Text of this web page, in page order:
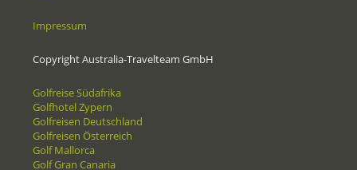
Impressum
Copyright Australia-Travelteam GmbH
Golfreise Südafrika
Golfhotel Zypern
Golfreisen Deutschland
Golfreisen Österreich
Golf Mallorca
Golf Gran Canaria